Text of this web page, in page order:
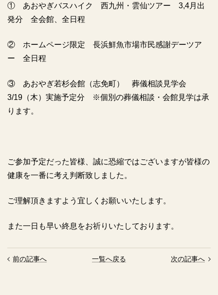
① あおやぎバスハイク 西九州・雲仙ツアー 3,4月出
発分 全会館、全日程
② ホームページ限定 長浜鮮魚市場市民感謝デーツア
ー 全日程
③ あおやぎ若杉会館（志免町） 葬儀相談見学会
3/19（木）実施予定分 ※個別の葬儀相談・会館見学は承
ります。
ご参加予定だった皆様、誠に恐縮ではございますが皆様の
健康を一番に考え判断致しました。
ご理解頂きますよう宜しくお願いいたします。
また一日も早い終息をお祈りいたしております。
前の記事へ 一覧へ戻る 次の記事へ